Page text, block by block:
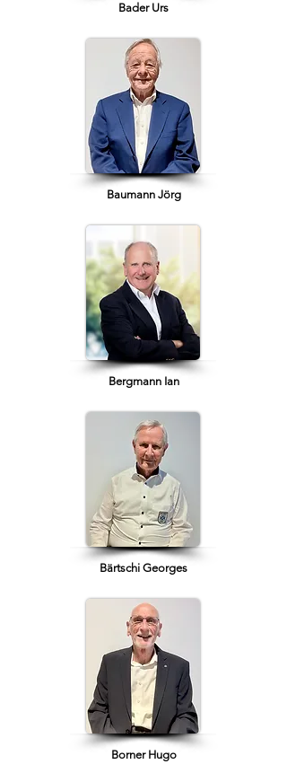
Bader Urs
Baumann Jörg
Bergmann Ian
Bärtschi Georges
Borner Hugo